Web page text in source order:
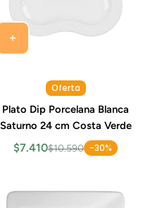
Oferta
Plato Dip Porcelana Blanca
Saturno 24 cm Costa Verde
$7.410$10.590 -30%